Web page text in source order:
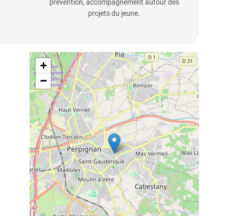
prévention, accompagnement autour des
projets du jeune.
+
−